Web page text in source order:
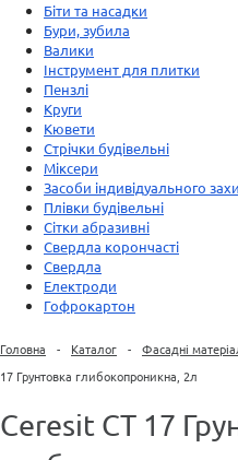
Біти та насадки
Бури, зубила
Валики
Інструмент для плитки
Пензлі
Круги
Кювети
Стрічки будівельні
Міксери
Засоби індивідуального
Плівки будівельні
Сітки абразивні
Свердла корончасті
Свердла
Електроди
Гофрокартон
Головна - Каталог - Фасадні
17 Грунтовка глибокопроникна, 2л
Ceresit CT 17